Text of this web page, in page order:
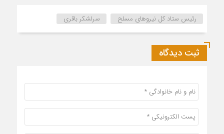
رئیس ستاد کل نیروهای مسلح سرلشکر باقری
ثبت دیدگاه